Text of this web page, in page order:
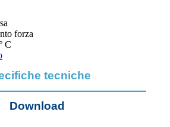
forza
C
tecniche
Download